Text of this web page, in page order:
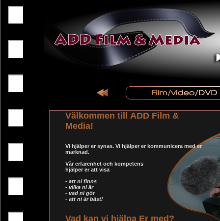
Välkommen till ADD Film &
Media!
Vi hjälper er synas. Vi hjälper er kommunicera med er
marknad.
Vår erfarenhet och kompetens
hjälper er att visa
- att ni finns
- vilka ni är
- vad ni gör
- att ni är bäst!
Vad kan vi hjälpa Er med?